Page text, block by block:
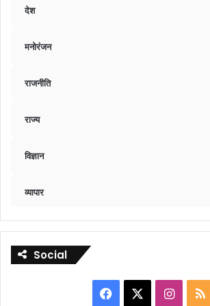
देश
मनोरंजन
राजनीति
राज्य
विज्ञान
व्यापार
Social
Facebook